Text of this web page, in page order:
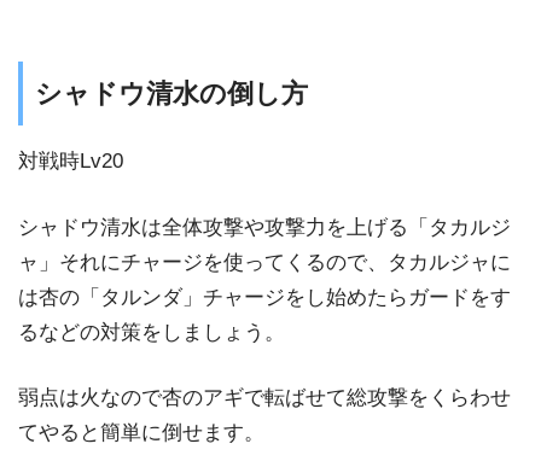
シャドウ清水の倒し方
対戦時Lv20
シャドウ清水は全体攻撃や攻撃力を上げる「タカルジ
ャ」それにチャージを使ってくるので、タカルジャに
は杏の「タルンダ」チャージをし始めたらガードをす
るなどの対策をしましょう。
弱点は火なので杏のアギで転ばせて総攻撃をくらわせ
てやると簡単に倒せます。